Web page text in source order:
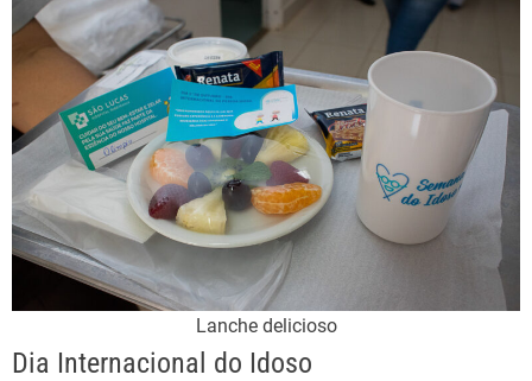
Lanche delicioso
Dia Internacional do Idoso